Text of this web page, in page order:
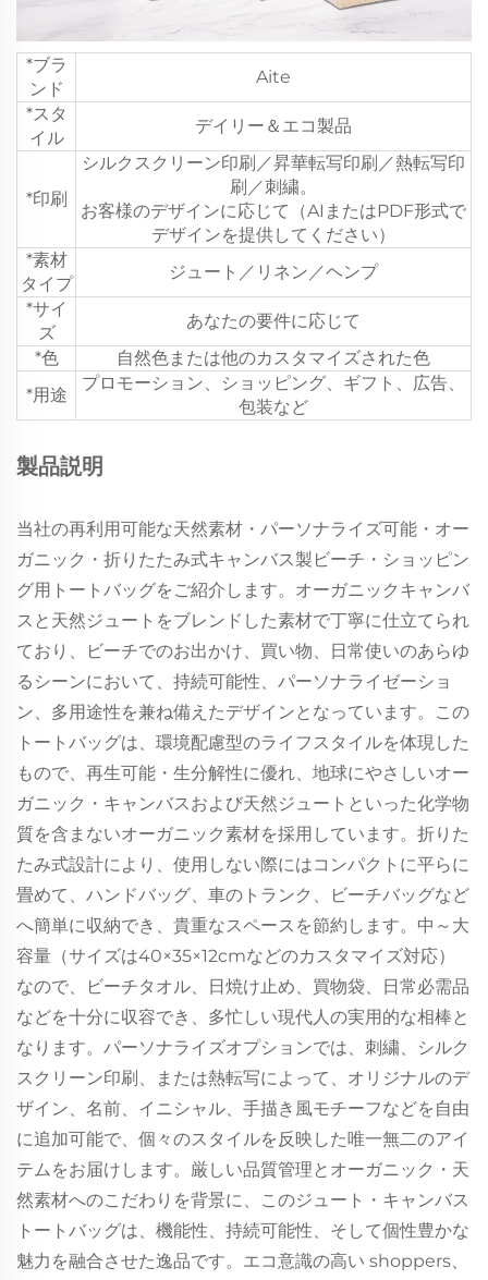
*ブラ
ンド
Aite
*スタ
イル
デイリー＆エコ製品
*印刷
シルクスクリーン印刷／昇華転写印刷／熱転写印
刷／刺繍。
お客様のデザインに応じて（AIまたはPDF形式で
デザインを提供してください）
*素材
タイプ
ジュート／リネン／ヘンプ
*サイ
ズ
あなたの要件に応じて
*色
自然色または他のカスタマイズされた色
*用途
プロモーション、ショッピング、ギフト、広告、
包装など
製品説明
当社の再利用可能な天然素材・パーソナライズ可能・オー
ガニック・折りたたみ式キャンバス製ビーチ・ショッピン
グ用トートバッグをご紹介します。オーガニックキャンバ
スと天然ジュートをブレンドした素材で丁寧に仕立てられ
ており、ビーチでのお出かけ、買い物、日常使いのあらゆ
るシーンにおいて、持続可能性、パーソナライゼーショ
ン、多用途性を兼ね備えたデザインとなっています。この
トートバッグは、環境配慮型のライフスタイルを体現した
もので、再生可能・生分解性に優れ、地球にやさしいオー
ガニック・キャンバスおよび天然ジュートといった化学物
質を含まないオーガニック素材を採用しています。折りた
たみ式設計により、使用しない際にはコンパクトに平らに
畳めて、ハンドバッグ、車のトランク、ビーチバッグなど
へ簡単に収納でき、貴重なスペースを節約します。中～大
容量（サイズは40×35×12cmなどのカスタマイズ対応）
なので、ビーチタオル、日焼け止め、買物袋、日常必需品
などを十分に収容でき、多忙しい現代人の実用的な相棒と
なります。パーソナライズオプションでは、刺繍、シルク
スクリーン印刷、または熱転写によって、オリジナルのデ
ザイン、名前、イニシャル、手描き風モチーフなどを自由
に追加可能で、個々のスタイルを反映した唯一無二のアイ
テムをお届けします。厳しい品質管理とオーガニック・天
然素材へのこだわりを背景に、このジュート・キャンバス
トートバッグは、機能性、持続可能性、そして個性豊かな
魅力を融合させた逸品です。エコ意識の高い shoppers、